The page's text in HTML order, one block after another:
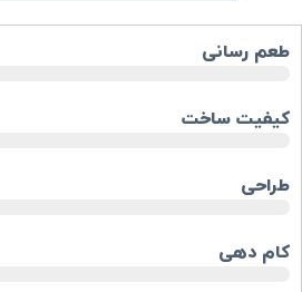
طعم رسانی
کیفیت ساخت
طراحی
کام دهی